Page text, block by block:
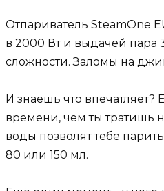
Отпариватель SteamOne
в 2000 Вт и выдачей пара
сложности. Заломы на
И знаешь что впечатляет?
времени, чем ты тратишь
воды позволят тебе
80 или 150 мл.